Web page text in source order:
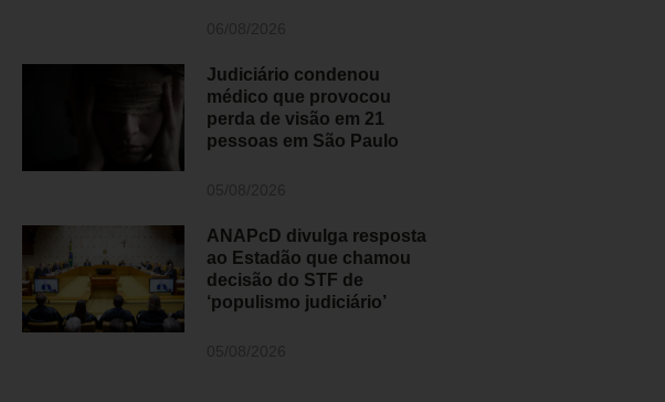
Judiciário condenou
médico que provocou
perda de visão em 21
pessoas em São Paulo
ANAPcD divulga resposta
ao Estadão que chamou
decisão do STF de
‘populismo judiciário’